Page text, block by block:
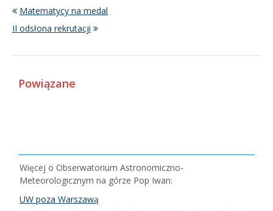
Matematycy na medal
II odsłona rekrutacji
Powiązane
Więcej o Obserwatorium Astronomiczno-
Meteorologicznym na górze Pop Iwan:
UW poza Warszawą